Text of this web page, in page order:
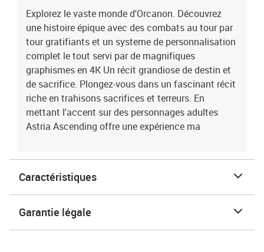
Explorez le vaste monde d'Orcanon. Découvrez
une histoire épique avec des combats au tour par
tour gratifiants et un systeme de personnalisation
complet le tout servi par de magnifiques
graphismes en 4K Un récit grandiose de destin et
de sacrifice. Plongez-vous dans un fascinant récit
riche en trahisons sacrifices et terreurs. En
mettant l'accent sur des personnages adultes
Astria Ascending offre une expérience ma
Caractéristiques
Garantie légale